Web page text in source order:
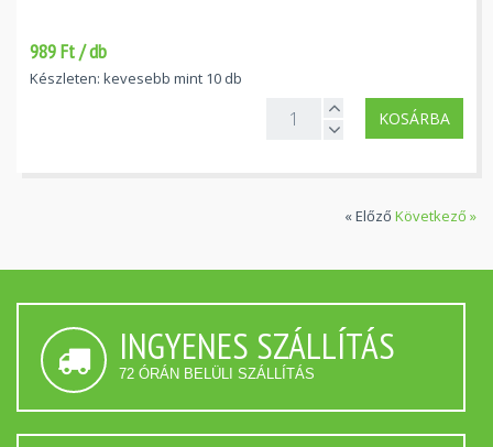
989 Ft / db
Készleten: kevesebb mint 10 db
KOSÁRBA
« Előző Következő »
INGYENES SZÁLLÍTÁS
72 ÓRÁN BELÜLI SZÁLLÍTÁS